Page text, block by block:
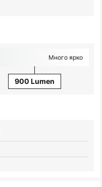
Много ярко
900 Lumen